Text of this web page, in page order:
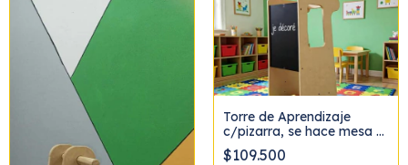
Torre de Aprendizaje
c/pizarra, se hace mesa y
banco
$109.500